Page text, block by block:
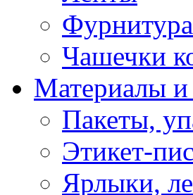
Чашечки
Материалы и
Пакеты,
Этикет-
Ярлыки,